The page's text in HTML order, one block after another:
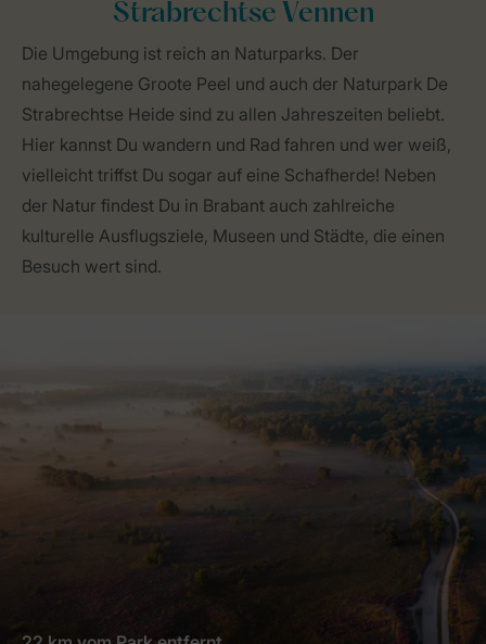
Strabrechtse Vennen
Die Umgebung ist reich an Naturparks. Der
nahegelegene Groote Peel und auch der Naturpark De
Strabrechtse Heide sind zu allen Jahreszeiten beliebt.
Hier kannst Du wandern und Rad fahren und wer weiß,
vielleicht triffst Du sogar auf eine Schafherde! Neben
der Natur findest Du in Brabant auch zahlreiche
kulturelle Ausflugsziele, Museen und Städte, die einen
Besuch wert sind.